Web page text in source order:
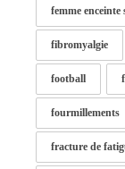
femme enceinte
fibromyalgie
football
fourmillements
fracture de